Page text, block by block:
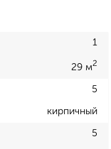
1
29 м2
5
кирпичный
5